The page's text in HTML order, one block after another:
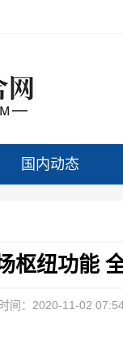
国内动态
枢纽功能
时间：2020-11-02